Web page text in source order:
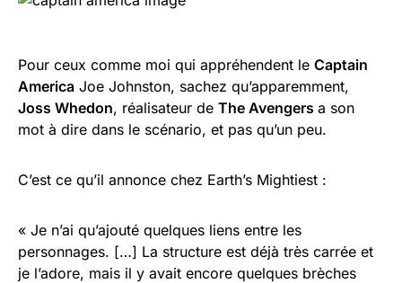
Pour ceux comme moi qui appréhendent le Captain
America Joe Johnston, sachez qu’apparemment,
Joss Whedon, réalisateur de The Avengers a son
mot à dire dans le scénario, et pas qu’un peu.
C’est ce qu’il annonce chez Earth’s Mightiest :
« Je n’ai qu’ajouté quelques liens entre les
personnages. […] La structure est déjà très carrée et
je l’adore, mais il y avait encore quelques brèches